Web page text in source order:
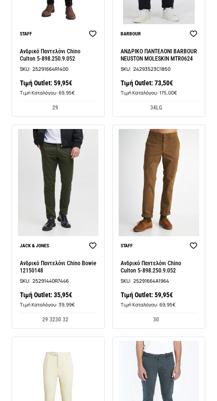
BEST SELLER
STAFF
Ανδρικό Παντελόνι Chino
Culton 5-898.250.9.052
SKU: 25291664R1400
Τιμή Outlet: 59,95€
Τιμή Καταλόγου: 69,95€
29
BEST SELLER
BARBOUR
ΑΝΔΡΙΚΟ ΠΑΝΤΕΛΟΝΙ BARBOUR
NEUSTON MOLESKIN MTR0624
SKU: 24293523C1850
Τιμή Outlet: 73,50€
Τιμή Καταλόγου: 175,00€
34LG
BEST SELLER
JACK & JONES
Ανδρικό Παντελόνι Chino Bowie
12150148
SKU: 25291440R7446
Τιμή Outlet: 35,95€
Τιμή Καταλόγου: 39,99€
29 3230 32
STAFF
Ανδρικό Παντελόνι Chino
Culton 5-898.250.9.052
SKU: 25291664A1964
Τιμή Outlet: 59,95€
Τιμή Καταλόγου: 69,95€
30